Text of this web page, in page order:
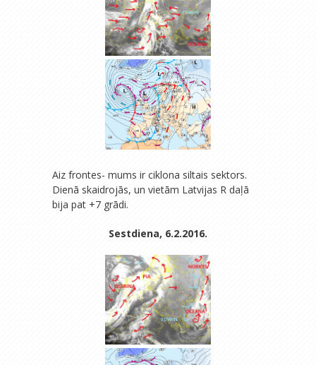
Aiz frontes- mums ir ciklona siltais sektors.
Dienā skaidrojās, un vietām Latvijas R daļā
bija pat +7 grādi.
Sestdiena, 6.2.2016.